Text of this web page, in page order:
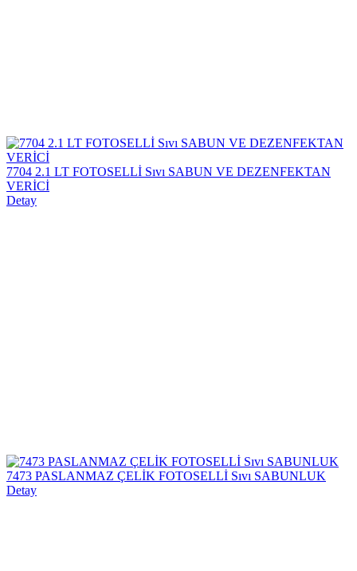
7704 2.1 LT FOTOSELLİ Sıvı SABUN VE DEZENFEKTAN
VERİCİ
Detay
7473 PASLANMAZ ÇELİK FOTOSELLİ Sıvı SABUNLUK
Detay